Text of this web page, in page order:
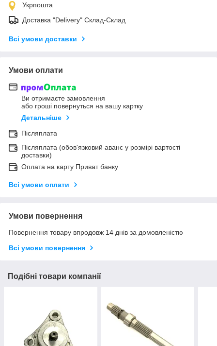
Укрпошта
Доставка "Delivery" Склад-Склад
Всі умови доставки
Умови оплати
Ви отримаєте замовлення
або гроші повернуться на вашу картку
Детальніше
Післяплата
Післяплата (обов'язковий аванс у розмірі вартості
доставки)
Оплата на карту Приват банку
Всі умови оплати
Умови повернення
Повернення товару впродовж 14 днів за домовленістю
Всі умови повернення
Подібні товари компанії